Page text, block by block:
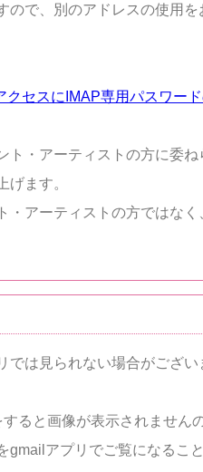
ので、別のアドレスの使用を
クセスにIMAP専用パスワー
ト・アーティストの方に委
げます。
・アーティストの方ではなく
では見られない場合がござ
ると画像が表示されません
gmailアプリでご覧になるこ